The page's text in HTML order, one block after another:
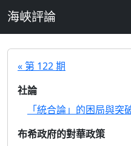
海峽評論
« 第 122 期
社論
「統合論」的困局與突
布希政府的對華政策